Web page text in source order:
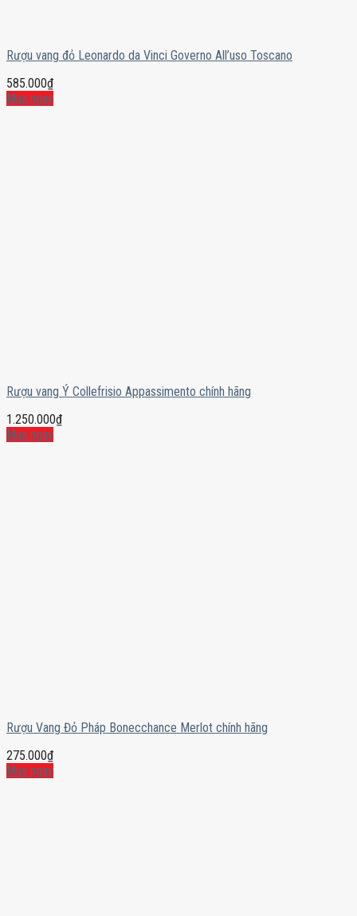
Rượu vang đỏ Leonardo da Vinci Governo All’uso Toscano
585.000₫
Mua ngay
Rượu vang Ý Collefrisio Appassimento chính hãng
1.250.000₫
Mua ngay
Rượu Vang Đỏ Pháp Bonecchance Merlot chính hãng
275.000₫
Mua ngay